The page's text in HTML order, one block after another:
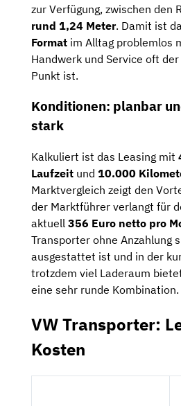
zur Verfügung, zwischen den
rund 1,24 Meter. Damit ist
Format im Alltag problemlos
Handwerk und Service oft
Punkt ist.
Konditionen: planbar
stark
Kalkuliert ist das Leasing mit
Laufzeit und 10.000
Marktvergleich zeigt den
der Marktführer verlangt für
aktuell 356 Euro netto pro
Transporter ohne Anzahlung
ausgestattet ist und in der
trotzdem viel Laderaum
eine sehr runde Kombination.
VW Transporter:
Kosten